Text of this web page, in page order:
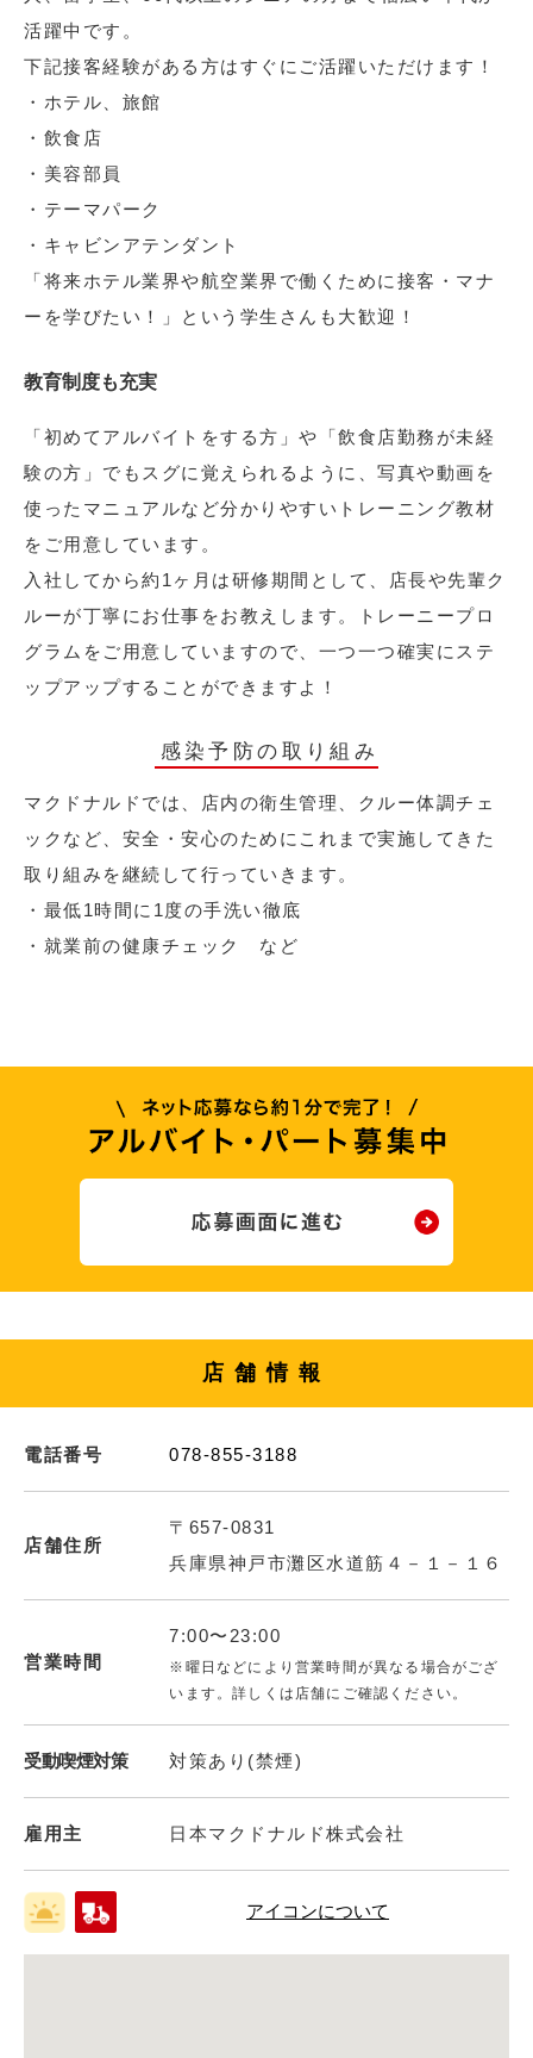
活躍中です。
下記接客経験がある方はすぐにご活躍いただけます！
・ホテル、旅館
・飲食店
・美容部員
・テーマパーク
・キャビンアテンダント
「将来ホテル業界や航空業界で働くために接客・マナ
ーを学びたい！」という学生さんも大歓迎！
教育制度も充実
「初めてアルバイトをする方」や「飲食店勤務が未経
験の方」でもスグに覚えられるように、写真や動画を
使ったマニュアルなど分かりやすいトレーニング教材
をご用意しています。
入社してから約1ヶ月は研修期間として、店長や先輩ク
ルーが丁寧にお仕事をお教えします。トレーニープロ
グラムをご用意していますので、一つ一つ確実にステ
ップアップすることができますよ！
感染予防の取り組み
マクドナルドでは、店内の衛生管理、クルー体調チェ
ックなど、安全・安心のためにこれまで実施してきた
取り組みを継続して行っていきます。
・最低1時間に1度の手洗い徹底
・就業前の健康チェック など
店舗情報
電話番号 078-855-3188
店舗住所
〒657-0831
兵庫県神戸市灘区水道筋４－１－１６
営業時間
7:00〜23:00
※曜日などにより営業時間が異なる場合がござ
います。詳しくは店舗にご確認ください。
受動喫煙対策 対策あり(禁煙)
雇用主 日本マクドナルド株式会社
アイコンについて